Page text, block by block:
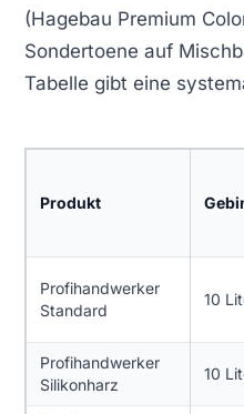
(Hagebau Premium
Sondertoene auf
Tabelle gibt eine
Produkt
Profihandwerker
Standard
10
Profihandwerker
Silikonharz
10